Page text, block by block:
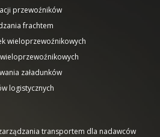
przewoźników
frachtem
wieloprzewoźnikowych
załadunków
logistycznych
transportem dla nadawców